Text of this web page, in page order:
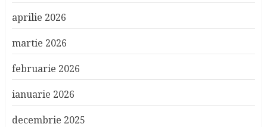
aprilie 2026
martie 2026
februarie 2026
ianuarie 2026
decembrie 2025